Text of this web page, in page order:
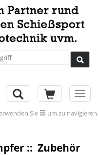
Sie um zu navigieren.
:: Zubehör